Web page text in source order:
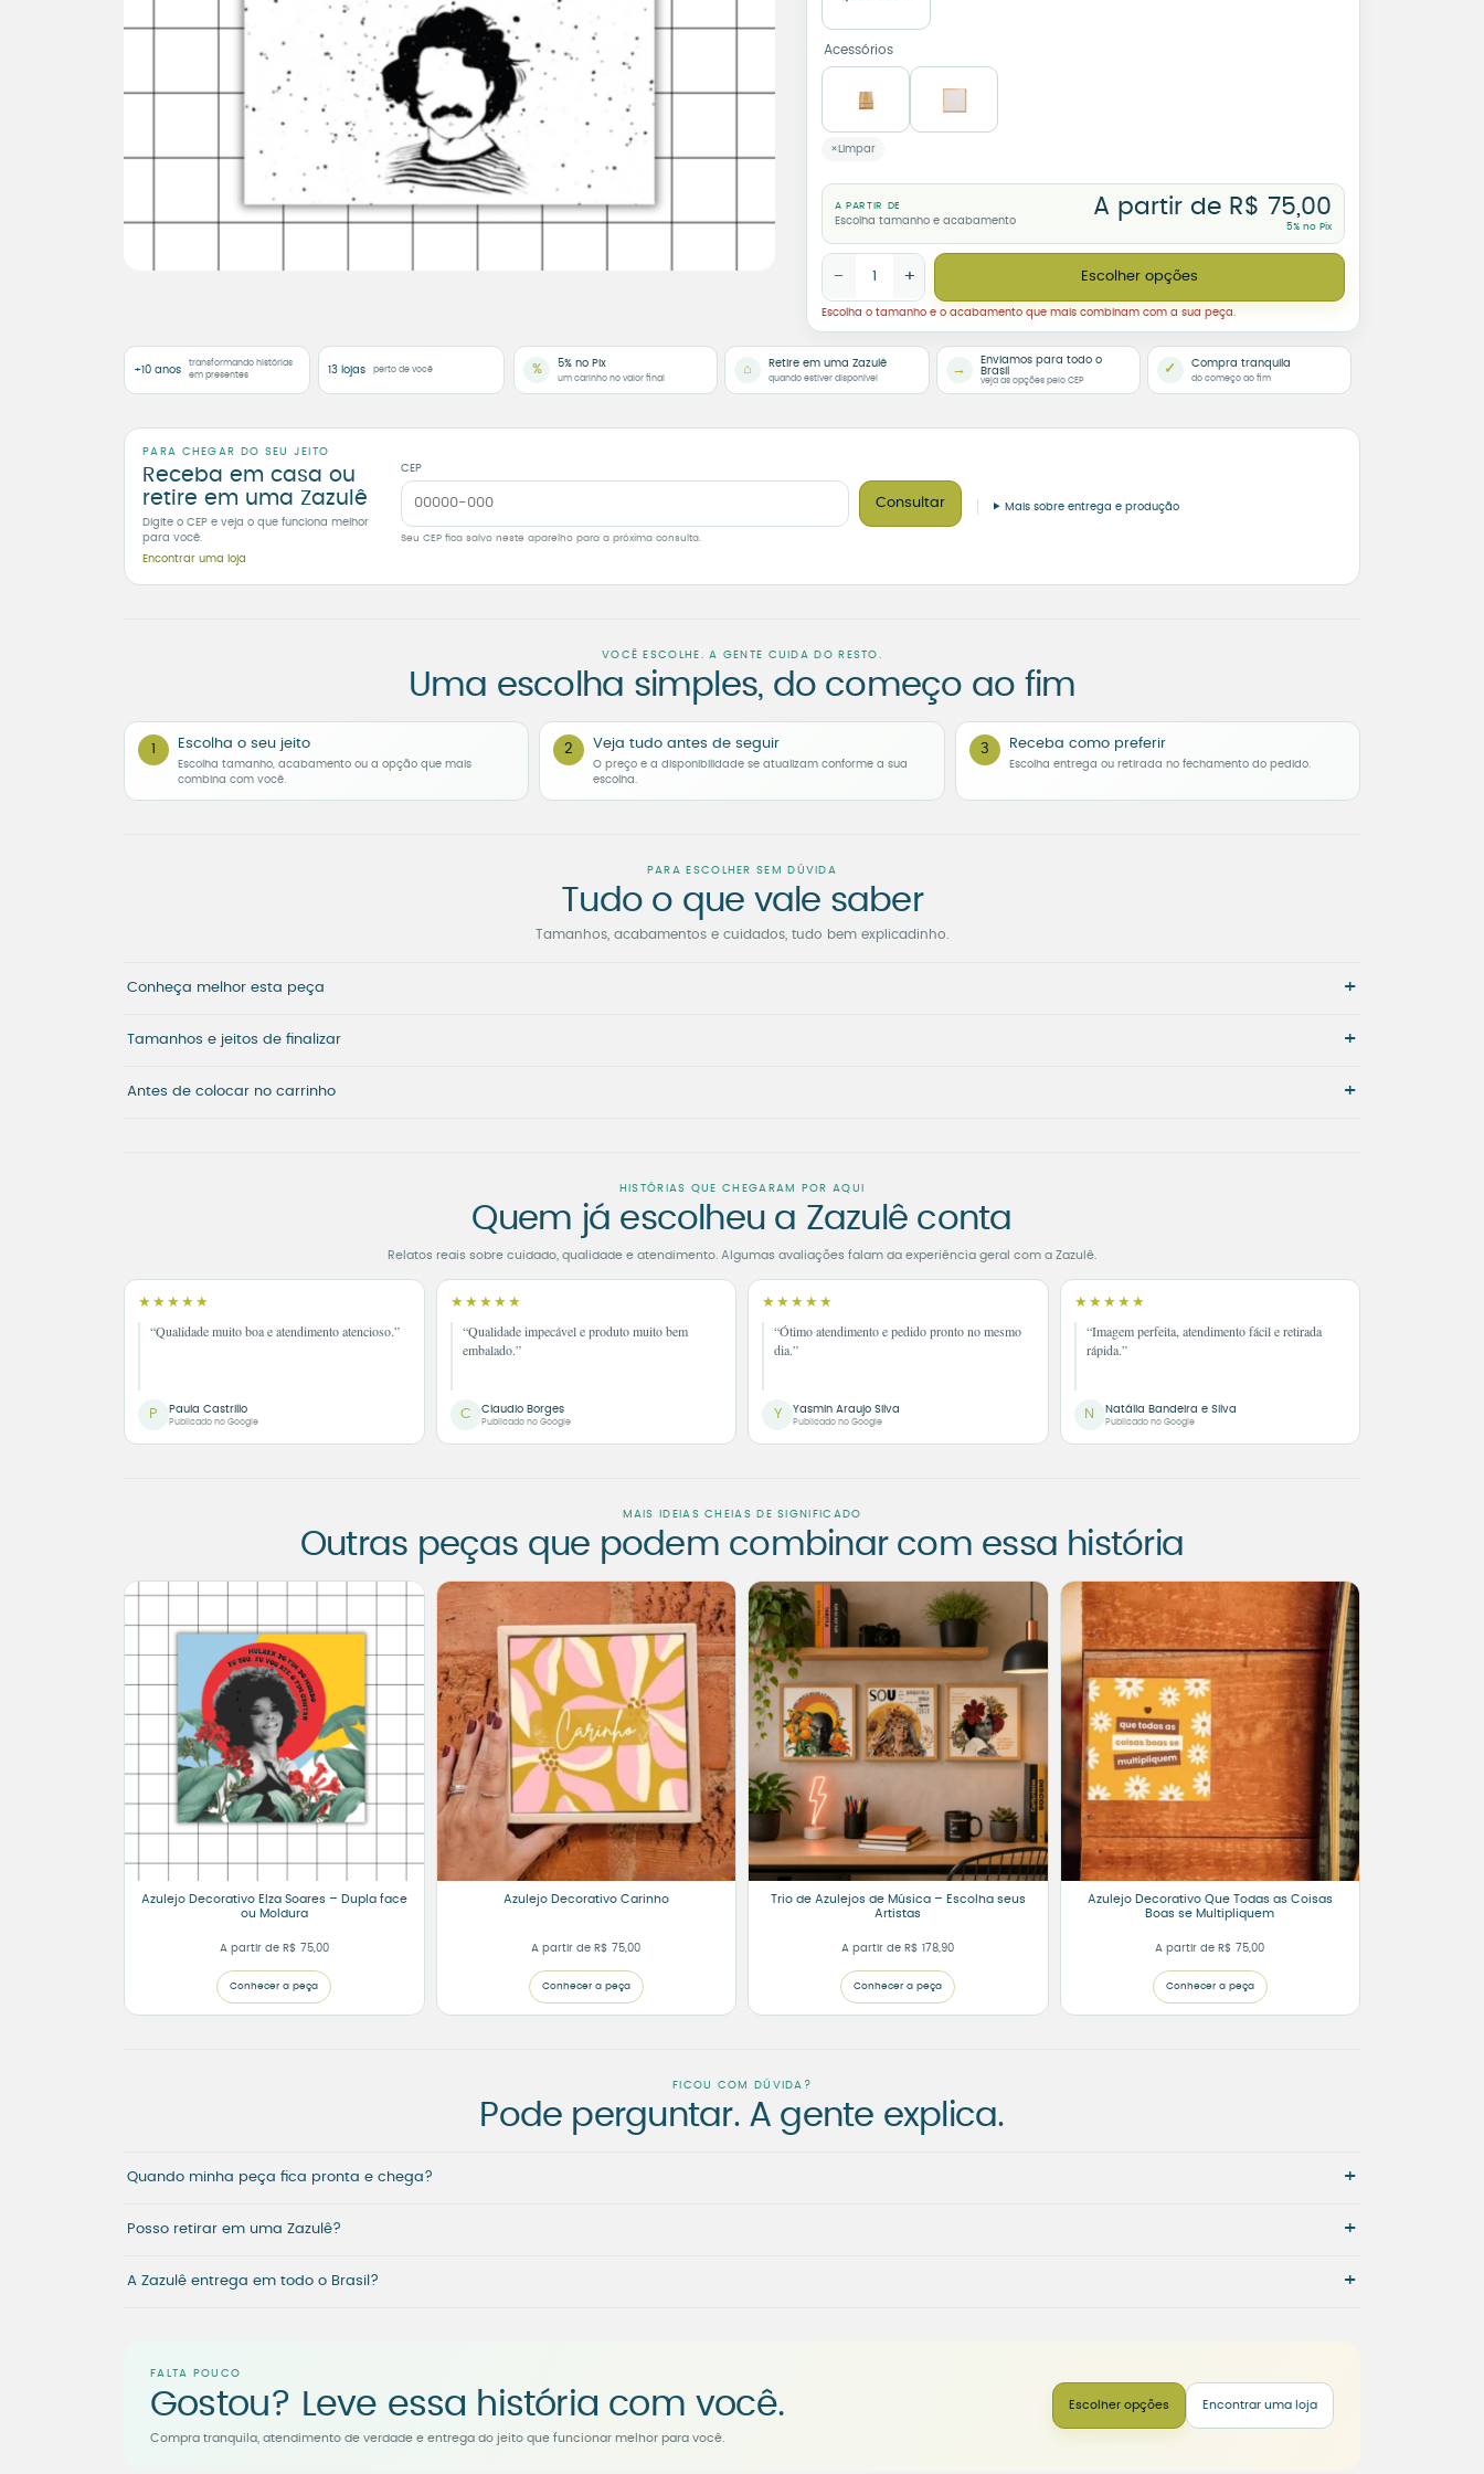
Acessórios
Limpar
A PARTIR DE
Escolha tamanho e acabamento
A partir de R$ 75,00
5% no Pix
Azulejo Decorativo Viver é Melhor que Sonhar – Dupla face ou Moldura quantidade
− + Escolher opções
Escolha o tamanho e o acabamento que mais combinam com a sua peça.
+10 anos
transformando histórias
em presentes
13 lojas perto de você % 5% no Pix
um carinho no valor final
⌂ Retire em uma Zazulê
quando estiver disponível
→
Enviamos para todo o
Brasil
veja as opções pelo CEP
✓ Compra tranquila
do começo ao fim
PARA CHEGAR DO SEU JEITO
Receba em casa ou
retire em uma Zazulê
Digite o CEP e veja o que funciona melhor
para você.
Encontrar uma loja
CEP
Consultar
Seu CEP fica salvo neste aparelho para a próxima consulta.
Mais sobre entrega e produção
VOCÊ ESCOLHE. A GENTE CUIDA DO RESTO.
Uma escolha simples, do começo ao fim
1 Escolha o seu jeito
Escolha tamanho, acabamento ou a opção que mais
combina com você.
2 Veja tudo antes de seguir
O preço e a disponibilidade se atualizam conforme a sua
escolha.
3 Receba como preferir
Escolha entrega ou retirada no fechamento do pedido.
PARA ESCOLHER SEM DÚVIDA
Tudo o que vale saber
Tamanhos, acabamentos e cuidados, tudo bem explicadinho.
Conheça melhor esta peça +
Tamanhos e jeitos de finalizar +
Antes de colocar no carrinho +
HISTÓRIAS QUE CHEGARAM POR AQUI
Quem já escolheu a Zazulê conta
Relatos reais sobre cuidado, qualidade e atendimento. Algumas avaliações falam da experiência geral com a Zazulê.
★★★★★
“Qualidade muito boa e atendimento atencioso.”
P Paula Castrillo
Publicado no Google
★★★★★
“Qualidade impecável e produto muito bem
embalado.”
C Claudio Borges
Publicado no Google
★★★★★
“Ótimo atendimento e pedido pronto no mesmo
dia.”
Y Yasmin Araujo Silva
Publicado no Google
★★★★★
“Imagem perfeita, atendimento fácil e retirada
rápida.”
N Natália Bandeira e Silva
Publicado no Google
MAIS IDEIAS CHEIAS DE SIGNIFICADO
Outras peças que podem combinar com essa história
Azulejo Decorativo Elza Soares – Dupla face
ou Moldura
A partir de R$ 75,00
Conhecer a peça
Azulejo Decorativo Carinho
A partir de R$ 75,00
Conhecer a peça
Trio de Azulejos de Música – Escolha seus
Artistas
A partir de R$ 178,90
Conhecer a peça
Azulejo Decorativo Que Todas as Coisas
Boas se Multipliquem
A partir de R$ 75,00
Conhecer a peça
FICOU COM DÚVIDA?
Pode perguntar. A gente explica.
Quando minha peça fica pronta e chega? +
Posso retirar em uma Zazulê? +
A Zazulê entrega em todo o Brasil? +
FALTA POUCO
Gostou? Leve essa história com você.
Compra tranquila, atendimento de verdade e entrega do jeito que funcionar melhor para você.
Escolher opções Encontrar uma loja